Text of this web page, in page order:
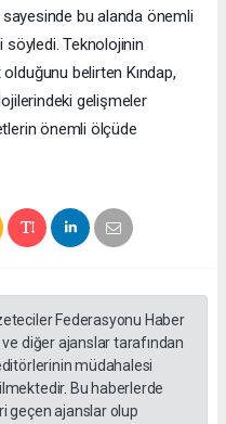
bu alanda önemli
söyledi. Teknolojinin
belirten Kındap,
gelişmeler
önemli ölçüde
Federasyonu Haber
diğer ajanslar tarafından
müdahalesi
Bu haberlerde
geçen ajanslar olup